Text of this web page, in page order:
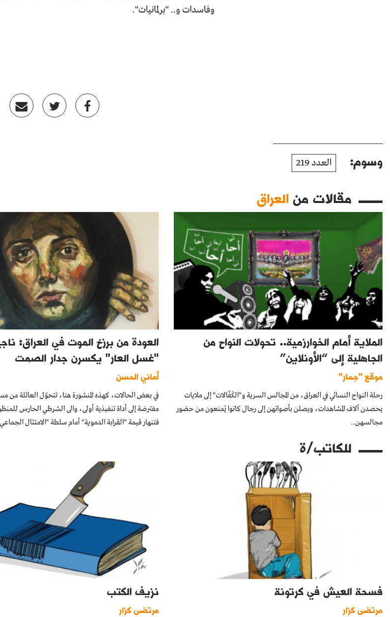
وفاسدات و.. "برلمانيات".
وسوم: العدد 219
مقالات من العراق
الملاية أمام الخوارزمية.. تحولات النواح من
الجاهلية إلى “الأونلاين”
موقع "جمار"
رحلة النواح النسائي في العراق، من المجالس السرية و"الكَفّالات" إلى ملايات
يحصدن آلاف المشاهدات، ويصلن بأصواتهن إلى رجال كانوا يُمنعون من حضور
مجالسهن..
العودة من برزخ الموت في العراق:
"غسل العار" يكسرن جدار الصمت
أماني الحسن
في بعض الحالات، كهذه المنشورة هنا، تتحوّل العائلة من
مفترضة إلى أداة تنفيذية أولى، والى الشرطي الحارس
فتنهار قيمة "القرابة الدموية" أمام سلطة "الامتثال
للكاتب/ة
فسحة العيش في كرتونة
مرتضى كزار
نزيف الكتب
مرتضى كزار